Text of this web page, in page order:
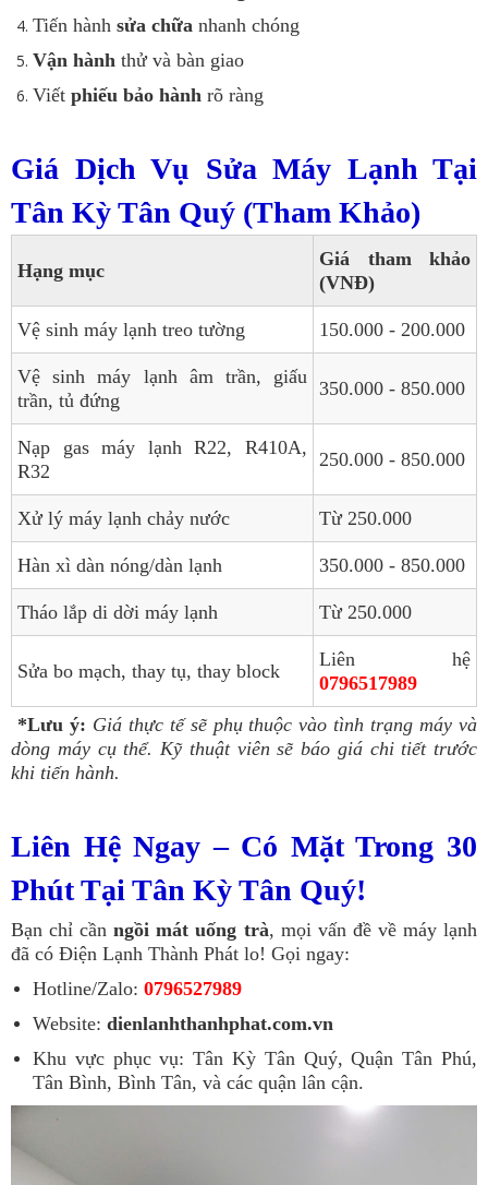
Tiến hành sửa chữa nhanh chóng
Vận hành thử và bàn giao
Viết phiếu bảo hành rõ ràng
Giá Dịch Vụ Sửa Máy Lạnh Tại
Tân Kỳ Tân Quý (Tham Khảo)
Hạng mục
Giá tham khảo
(VNĐ)
Vệ sinh máy lạnh treo tường 150.000 - 200.000
Vệ sinh máy lạnh âm trần, giấu
trần, tủ đứng
350.000 - 850.000
Nạp gas máy lạnh R22, R410A,
R32
250.000 - 850.000
Xử lý máy lạnh chảy nước Từ 250.000
Hàn xì dàn nóng/dàn lạnh 350.000 - 850.000
Tháo lắp di dời máy lạnh Từ 250.000
Sửa bo mạch, thay tụ, thay block
Liên hệ
0796517989
*Lưu ý: Giá thực tế sẽ phụ thuộc vào tình trạng máy và
dòng máy cụ thể. Kỹ thuật viên sẽ báo giá chi tiết trước
khi tiến hành.
Liên Hệ Ngay – Có Mặt Trong 30
Phút Tại Tân Kỳ Tân Quý!
Bạn chỉ cầnngồi mát uống trà, mọi vấn đề về máy lạnh
đã có Điện Lạnh Thành Phát lo! Gọi ngay:
Hotline/Zalo: 0796527989
Website: dienlanhthanhphat.com.vn
Khu vực phục vụ: Tân Kỳ Tân Quý, Quận Tân Phú,
Tân Bình, Bình Tân, và các quận lân cận.